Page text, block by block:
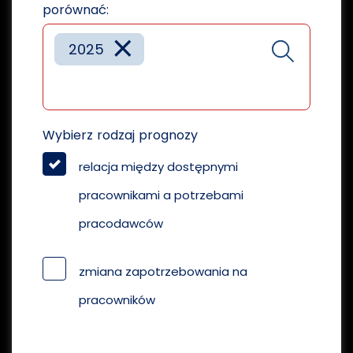
porównać:
×
2025
Wybierz rodzaj prognozy
relacja między dostępnymi
pracownikami a potrzebami
pracodawców
zmiana zapotrzebowania na
pracowników